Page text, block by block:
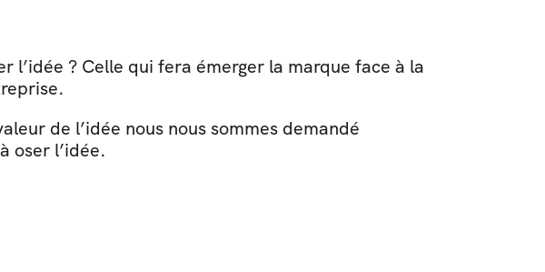
l’idée ? Celle qui fera émerger la marque face à la
de l’idée nous nous sommes demandé
oser l’idée.